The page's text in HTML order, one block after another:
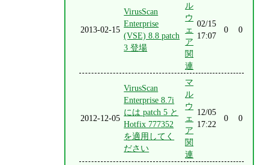
2013-02-15
VirusScan
Enterprise
(VSE) 8.8 patch
3 登場
ル
ウ
ェ
ア
関
連
02/15
17:07
0 0
2012-12-05
VirusScan
Enterprise 8.7i
には patch 5 と
Hotfix 777352
を適用してく
ださい
マ
ル
ウ
ェ
ア
関
連
12/05
17:22
0 0